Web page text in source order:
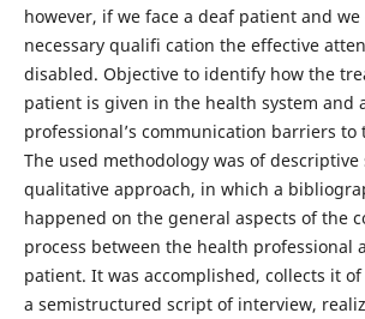
however, if we face a deaf patient and
necessary qualifi cation the effective
disabled. Objective to identify how the
patient is given in the health system and
professional’s communication barriers
The used methodology was of
qualitative approach, in which a
happened on the general aspects of the
process between the health professional
patient. It was accomplished, collects it
a semistructured script of interview,